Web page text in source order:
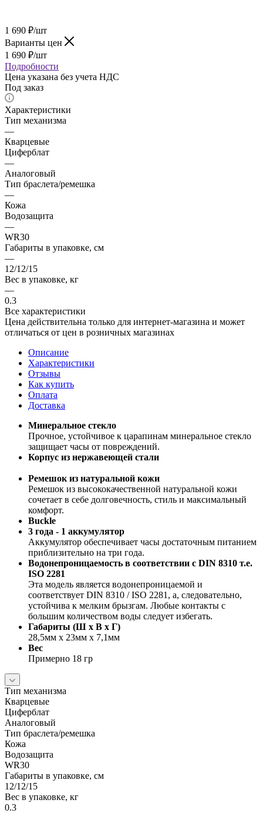
1 690 ₽/шт
Варианты цен
1 690 ₽/шт
Подробности
Цена указана без учета НДС
Под заказ
Характеристики
Тип механизма
—
Кварцевые
Циферблат
—
Аналоговый
Тип браслета/ремешка
—
Кожа
Водозащита
—
WR30
Габариты в упаковке, см
—
12/12/15
Вес в упаковке, кг
—
0.3
Все характеристики
Цена действительна только для интернет-магазина и может
отличаться от цен в розничных магазинах
Описание
Характеристики
Отзывы
Как купить
Оплата
Доставка
Минеральное стекло
Прочное, устойчивое к царапинам минеральное стекло
защищает часы от повреждений.
Корпус из нержавеющей стали
Ремешок из натуральной кожи
Ремешок из высококачественной натуральной кожи
сочетает в себе долговечность, стиль и максимальный
комфорт.
Buckle
3 года - 1 аккумулятор
Аккумулятор обеспечивает часы достаточным питанием
приблизительно на три года.
Водонепроницаемость в соответствии с DIN 8310 т.е.
ISO 2281
Эта модель является водонепроницаемой и
соответствует DIN 8310 / ISO 2281, а, следовательно,
устойчива к мелким брызгам. Любые контакты с
большим количеством воды следует избегать.
Габариты (Ш x В x Г)
28,5мм x 23мм x 7,1мм
Вес
Примерно 18 гр
Тип механизма
Кварцевые
Циферблат
Аналоговый
Тип браслета/ремешка
Кожа
Водозащита
WR30
Габариты в упаковке, см
12/12/15
Вес в упаковке, кг
0.3